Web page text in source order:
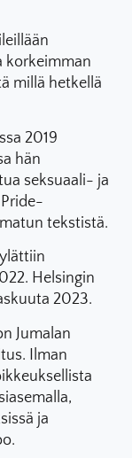
korkeimman
millä hetkellä
2019
hän
seksuaali- ja
tekstistä.
Helsingin
2023.
Jumalan
Ilman
ja